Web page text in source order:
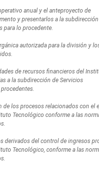
anual y el anteproyecto de
y presentarlos a la
para lo procedente.
autorizada para la división y
de recursos financieros del
a la subdirección de Servicios
de los procesos relacionados con el
Tecnológico conforme a las
derivados del control de ingresos
Tecnológico, conforme a las